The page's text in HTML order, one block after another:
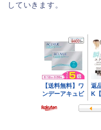
していきます。